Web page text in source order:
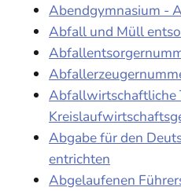
Abendgymnasium -
Abfall und Müll
Abfallwirtschaftliche
Abgabe für den
entrichten
Abgelaufenen